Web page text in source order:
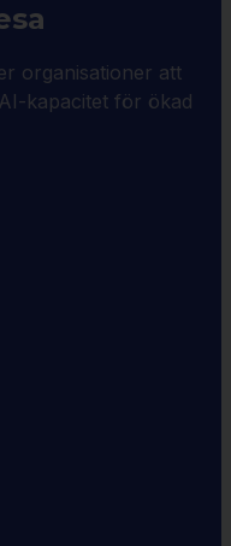
organisationer att
kapacitet för ökad